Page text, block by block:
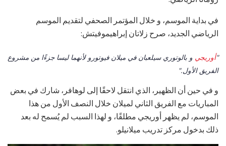
في بداية الموسم، و خلال المؤتمر الصحفي لتقديم الموسم
الرياضي الجديد، صرح زلاتان إبراهيموفيتش:
"أوريجي و بالوتوري سيلعبان في ميلان فيوتورو لأنهما ليسا جزءًا من مشروع
الفريق الأول."
و في حين أن الظهير، الذي انتقل لاحقًا إلى لوهافر، شارك في بعض
المباريات مع الفريق الثاني لميلان خلال النصف الأول من هذا
الموسم، لم يظهر أوريجي مطلقًا، و لهذا السبب لم يُسمح له بعد
ذلك بدخول مركز تدريب ميلانيلو.